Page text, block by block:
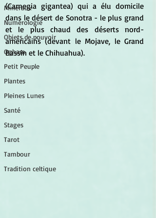
Minéraux
Numérologie
Objets de pouvoir
Ogham
Petit Peuple
Plantes
Pleines Lunes
Santé
Stages
Tarot
Tambour
Tradition celtique
(Carnegia gigantea) qui a élu domicile
dans le désert de Sonotra - le plus grand
et le plus chaud des déserts nord-
américains (devant le Mojave, le Grand
Bassin et le Chihuahua).